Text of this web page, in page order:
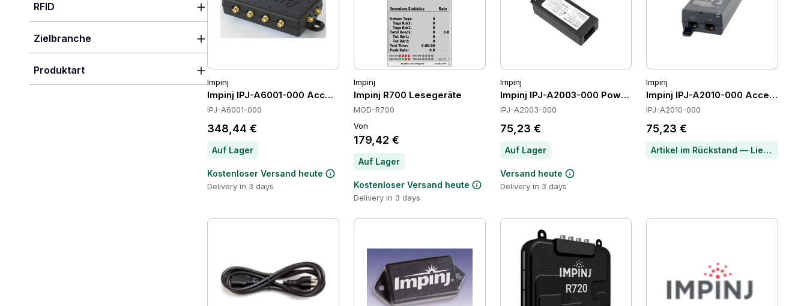
RFID
Zielbranche
Produktart
Impinj
Impinj IPJ-A6001-000 Accessories
IPJ-A6001-000
348,44 €
Auf Lager
Kostenloser Versand heute
Delivery in 3 days
Impinj
Impinj R700 Lesegeräte
MOD-R700
Von
179,42 €
Auf Lager
Kostenloser Versand heute
Delivery in 3 days
Impinj
Impinj IPJ-A2003-000 Power Supply
IPJ-A2003-000
75,23 €
Auf Lager
Versand heute
Delivery in 3 days
Impinj
Impinj IPJ-A2010-000 Accessories
IPJ-A2010-000
75,23 €
Artikel im Rückstand — Lieferzeit per Chat erfragen